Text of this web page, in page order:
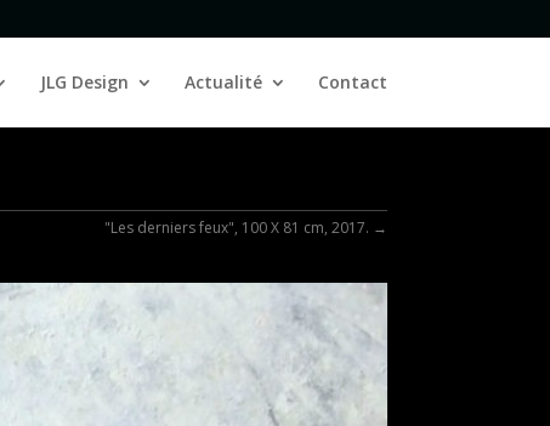
JLG Design Actualité Contact
"Les derniers feux", 100 X 81 cm, 2017. →